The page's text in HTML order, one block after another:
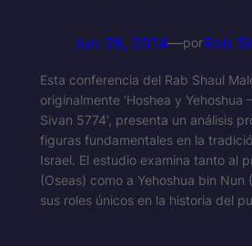
Jun 26, 2014—porRab
Esta conferencia del Rab Shaul
originalmente ‘Hoshea y Yehoshua
Sivan 5774’, presenta un análisis
figuras fundamentales en la
Israel. El estudio examina tanto al
(Oseas) como a Yehoshua bin
sus roles únicos en la historia del